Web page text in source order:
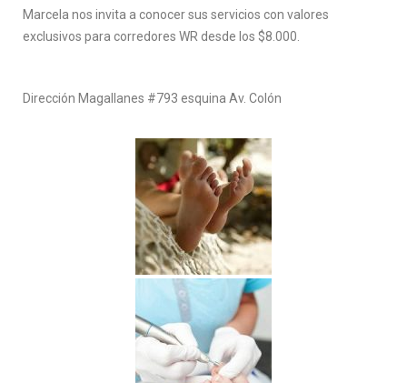
Marcela nos invita a conocer sus servicios con valores
exclusivos para corredores WR desde los $8.000.
Dirección Magallanes #793 esquina Av. Colón